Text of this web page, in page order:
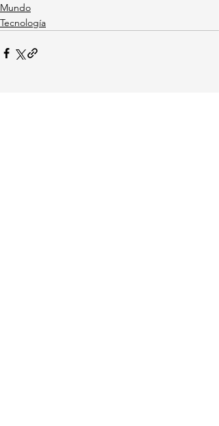
Mundo
Tecnología